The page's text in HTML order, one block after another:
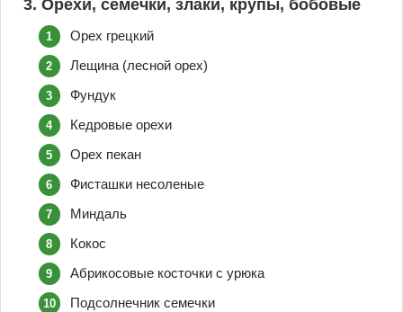
3. Орехи, семечки, злаки, крупы, бобовые
Орех грецкий
Лещина (лесной орех)
Фундук
Кедровые орехи
Орех пекан
Фисташки несоленые
Миндаль
Кокос
Абрикосовые косточки с урюка
Подсолнечник семечки